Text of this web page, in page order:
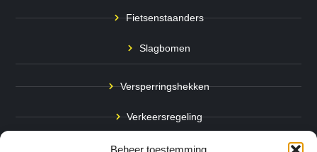
Beheer toestemming
Fietsenstaanders
Slagbomen
Versperringshekken
Verkeersregeling
Stadspalen